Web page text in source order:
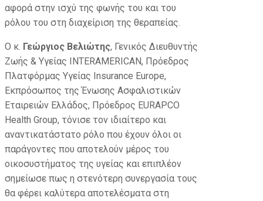
αφορά στην ισχύ της φωνής του και του
ρόλου του στη διαχείριση της θεραπείας.
Ο κ. Γεώργιος Βελιώτης, Γενικός Διευθυντής
Ζωής & Υγείας INTERAMERICAN, Πρόεδρος
Πλατφόρμας Υγείας Insurance Europe,
Εκπρόσωπος της Ένωσης Ασφαλιστικών
Εταιρειών Ελλάδος, Πρόεδρος EURAPCO
Health Group, τόνισε τον ιδιαίτερο και
αναντικατάστατο ρόλο που έχουν όλοι οι
παράγοντες που αποτελούν μέρος του
οικοσυστήματος της υγείας και επιπλέον
σημείωσε πως η στενότερη συνεργασία τους
θα φέρει καλύτερα αποτελέσματα στη